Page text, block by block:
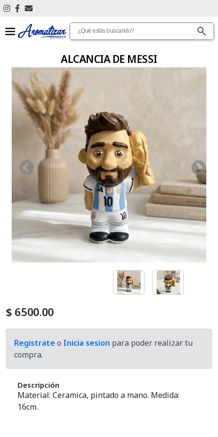
ALCANCIA DE MESSI
$ 6500.00
Registrate o Inicia sesion para poder realizar tu
compra.
Descripción
Material: Ceramica, pintado a mano. Medida:
16cm.
Ver Todos
Antimosquitos
Articulos De Limpieza
Aromatizantes De Ambientes
Aromatizantes De Auto
Articulos De Promocion
Bijouterie
Cascadas De Humo
Cosmetica Personal
Cosmetica Del Automotor
Defumacion
Exhibidores
Hornillos
Home And Deco
Lamparas De Sal